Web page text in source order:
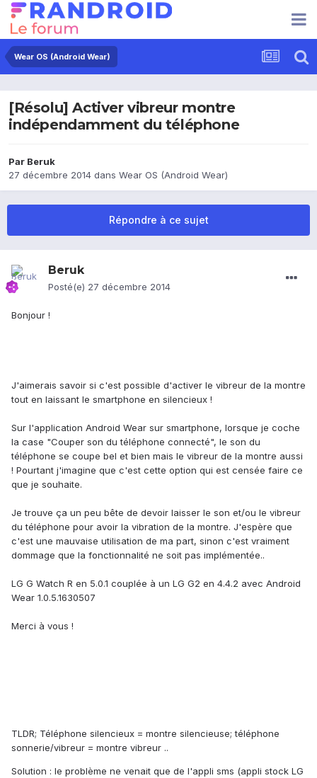
Wear OS (Android Wear)
[Résolu] Activer vibreur montre
indépendamment du téléphone
Par Beruk
27 décembre 2014 dans Wear OS (Android Wear)
Répondre à ce sujet
Beruk
Posté(e) 27 décembre 2014
Bonjour !
J'aimerais savoir si c'est possible d'activer le vibreur de la montre
tout en laissant le smartphone en silencieux !
Sur l'application Android Wear sur smartphone, lorsque je coche
la case "Couper son du téléphone connecté", le son du
téléphone se coupe bel et bien mais le vibreur de la montre aussi
! Pourtant j'imagine que c'est cette option qui est censée faire ce
que je souhaite.
Je trouve ça un peu bête de devoir laisser le son et/ou le vibreur
du téléphone pour avoir la vibration de la montre. J'espère que
c'est une mauvaise utilisation de ma part, sinon c'est vraiment
dommage que la fonctionnalité ne soit pas implémentée..
LG G Watch R en 5.0.1 couplée à un LG G2 en 4.4.2 avec Android
Wear 1.0.5.1630507
Merci à vous !
TLDR; Téléphone silencieux = montre silencieuse; téléphone
sonnerie/vibreur = montre vibreur ..
Solution : le problème ne venait que de l'appli sms (appli stock LG